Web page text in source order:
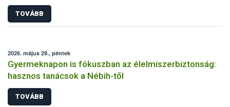
TOVÁBB
2026. május 29., péntek
Gyermeknapon is fókuszban az élelmiszerbiztonság:
hasznos tanácsok a Nébih-től
TOVÁBB